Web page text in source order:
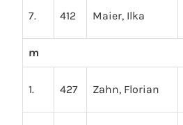
7. 412 Maier, Ilka
m
1. 427 Zahn, Florian